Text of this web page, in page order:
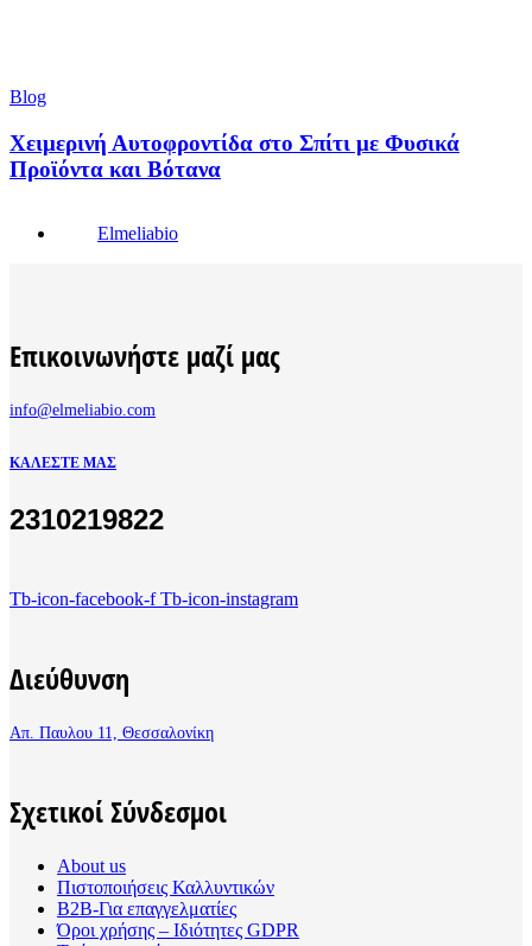
Blog
Χειμερινή Αυτοφροντίδα στο Σπίτι με Φυσικά
Προϊόντα και Βότανα
Elmeliabio
Επικοινωνήστε μαζί μας
info@elmeliabio.com
ΚΑΛΈΣΤΕ ΜΑΣ
2310219822
Tb-icon-facebook-f Tb-icon-instagram
Διεύθυνση
Απ. Παυλου 11, Θεσσαλονίκη
Σχετικοί Σύνδεσμοι
About us
Πιστοποιήσεις Καλλυντικών
B2B-Για επαγγελματίες
Όροι χρήσης – Ιδιότητες GDPR